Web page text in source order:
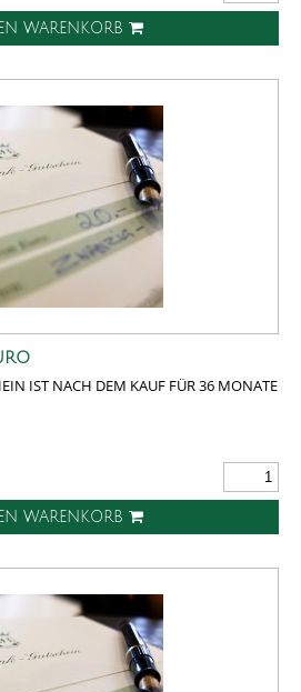
WARENKORB
IST NACH DEM KAUF FÜR 36 MONATE
WARENKORB